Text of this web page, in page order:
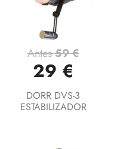
Antes59 €
29 €
DORR DVS-3
ESTABILIZADOR